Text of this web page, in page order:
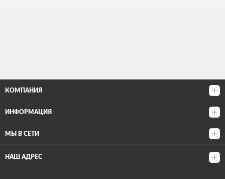
КОМПАНИЯ
ИНФОРМАЦИЯ
МЫ В СЕТИ
НАШ АДРЕС